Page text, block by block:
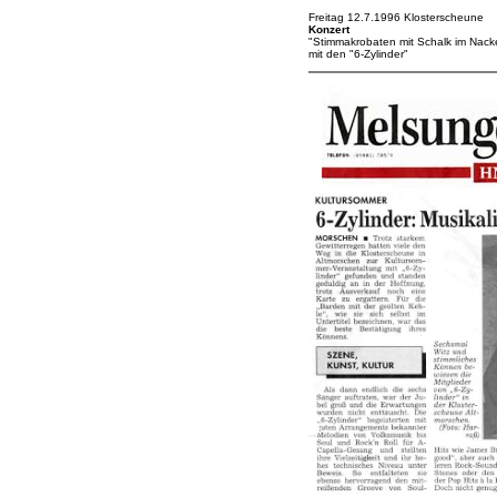
Freitag 12.7.1996 Klosterscheune
Konzert
"Stimmakrobaten mit Schalk im
mit den "6-Zylinder"